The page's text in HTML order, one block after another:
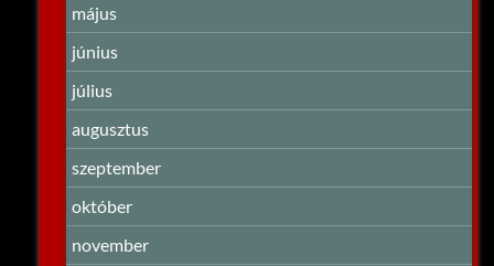
május
június
július
augusztus
szeptember
október
november